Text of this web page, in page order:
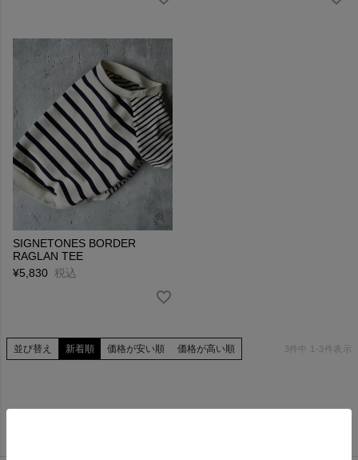
SIGNETONES BORDER
RAGLAN TEE
¥5,830 税込
並び替え 新着順 価格が安い順 価格が高い順 3件中 1 -3 件表示